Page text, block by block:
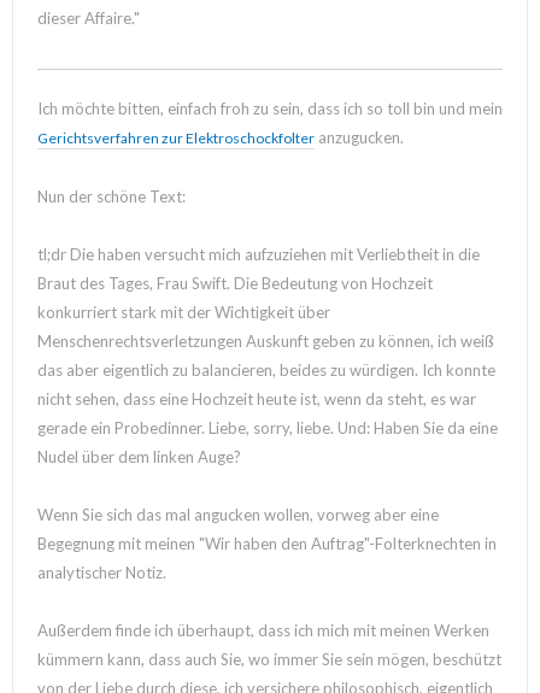
dieser Affaire."
Ich möchte bitten, einfach froh zu sein, dass ich so toll bin und mein
Gerichtsverfahren zur Elektroschockfolter anzugucken.
Nun der schöne Text:
tl;dr Die haben versucht mich aufzuziehen mit Verliebtheit in die
Braut des Tages, Frau Swift. Die Bedeutung von Hochzeit
konkurriert stark mit der Wichtigkeit über
Menschenrechtsverletzungen Auskunft geben zu können, ich weiß
das aber eigentlich zu balancieren, beides zu würdigen. Ich konnte
nicht sehen, dass eine Hochzeit heute ist, wenn da steht, es war
gerade ein Probedinner. Liebe, sorry, liebe. Und: Haben Sie da eine
Nudel über dem linken Auge?
Wenn Sie sich das mal angucken wollen, vorweg aber eine
Begegnung mit meinen "Wir haben den Auftrag"-Folterknechten in
analytischer Notiz.
Außerdem finde ich überhaupt, dass ich mich mit meinen Werken
kümmern kann, dass auch Sie, wo immer Sie sein mögen, beschützt
von der Liebe durch diese, ich versichere philosophisch, eigentlich